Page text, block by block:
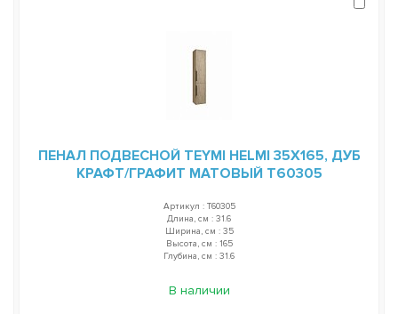
ПЕНАЛ ПОДВЕСНОЙ TEYMI HELMI 35Х165, ДУБ
КРАФТ/ГРАФИТ МАТОВЫЙ T60305
Артикул : T60305
Длина, см : 31.6
Ширина, см : 35
Высота, см : 165
Глубина, см : 31.6
В наличии